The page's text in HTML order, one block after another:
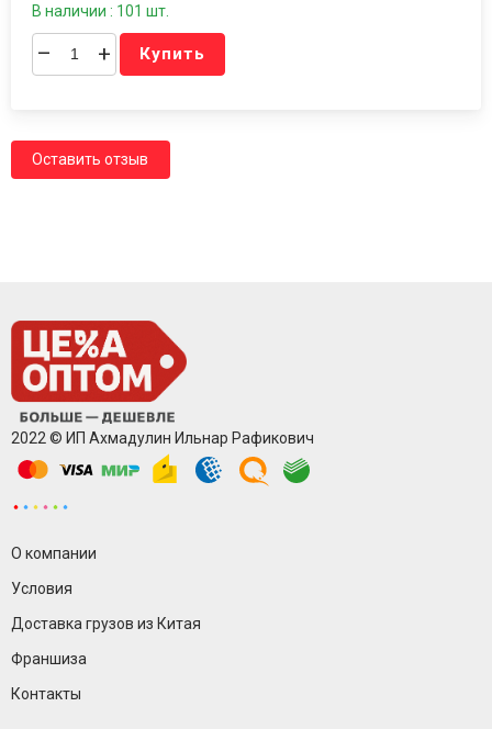
В наличии : 101 шт.
– + Купить
Оставить отзыв
2022 © ИП Ахмадулин Ильнар Рафикович
О компании
Условия
Доставка грузов из Китая
Франшиза
Контакты